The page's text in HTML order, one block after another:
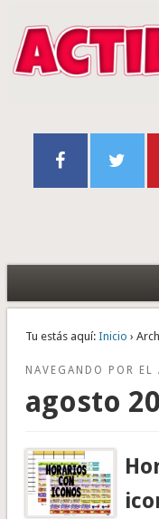
Tu estás aquí: Inicio ›
NAVEGANDO POR EL
agosto